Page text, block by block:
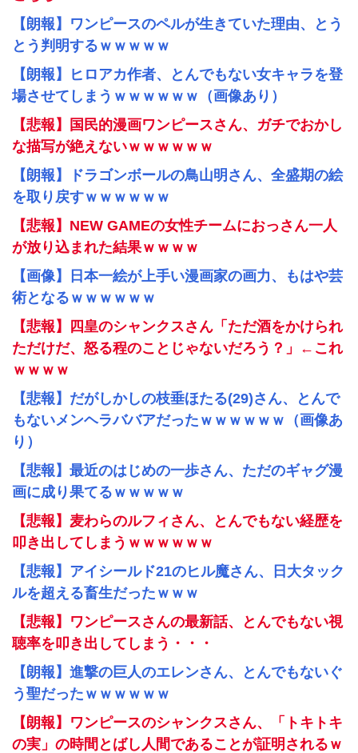
【朗報】ワンピースのペルが生きていた理由、とう
とう判明するｗｗｗｗｗ
【朗報】ヒロアカ作者、とんでもない女キャラを登
場させてしまうｗｗｗｗｗｗ（画像あり）
【悲報】国民的漫画ワンピースさん、ガチでおかし
な描写が絶えないｗｗｗｗｗｗ
【朗報】ドラゴンボールの鳥山明さん、全盛期の絵
を取り戻すｗｗｗｗｗｗ
【悲報】NEW GAMEの女性チームにおっさん一人
が放り込まれた結果ｗｗｗｗ
【画像】日本一絵が上手い漫画家の画力、もはや芸
術となるｗｗｗｗｗｗ
【悲報】四皇のシャンクスさん「ただ酒をかけられ
ただけだ、怒る程のことじゃないだろう？」←これ
ｗｗｗｗ
【悲報】だがしかしの枝垂ほたる(29)さん、とんで
もないメンヘラババアだったｗｗｗｗｗｗ（画像あ
り）
【悲報】最近のはじめの一歩さん、ただのギャグ漫
画に成り果てるｗｗｗｗｗ
【悲報】麦わらのルフィさん、とんでもない経歴を
叩き出してしまうｗｗｗｗｗｗ
【悲報】アイシールド21のヒル魔さん、日大タック
ルを超える畜生だったｗｗｗ
【悲報】ワンピースさんの最新話、とんでもない視
聴率を叩き出してしまう・・・
【朗報】進撃の巨人のエレンさん、とんでもないぐ
う聖だったｗｗｗｗｗｗ
【朗報】ワンピースのシャンクスさん、「トキトキ
の実」の時間とばし人間であることが証明されるｗ